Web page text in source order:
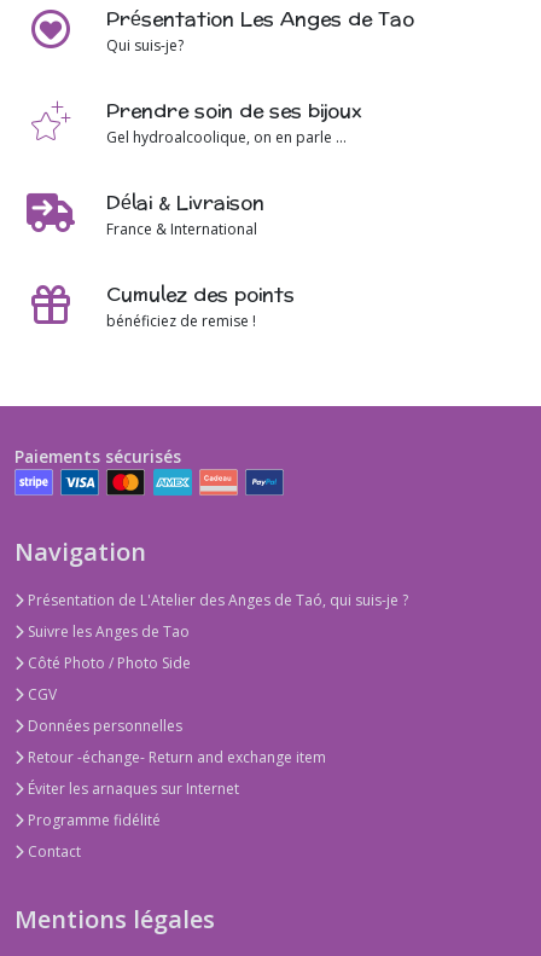
Présentation Les Anges de Tao
Qui suis-je?
Prendre soin de ses bijoux
Gel hydroalcoolique, on en parle ...
Délai & Livraison
France & International
Cumulez des points
bénéficiez de remise !
Paiements sécurisés
Navigation
Présentation de L'Atelier des Anges de Taó, qui suis-je ?
Suivre les Anges de Tao
Côté Photo / Photo Side
CGV
Données personnelles
Retour -échange- Return and exchange item
Éviter les arnaques sur Internet
Programme fidélité
Contact
Mentions légales